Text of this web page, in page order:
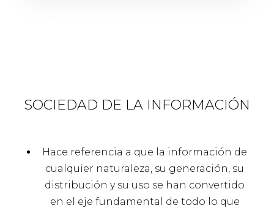
SOCIEDAD DE LA INFORMACIÓN
Hace referencia a que la información de
cualquier naturaleza, su generación, su
distribución y su uso se han convertido
en el eje fundamental de todo lo que